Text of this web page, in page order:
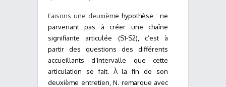
Faisons une deuxième hypothèse : ne
parvenant pas à créer une chaîne
signifiante articulée (S1-S2), c’est à
partir des questions des différents
accueillants d’Intervalle que cette
articulation se fait. À la fin de son
deuxième entretien, N. remarque avec